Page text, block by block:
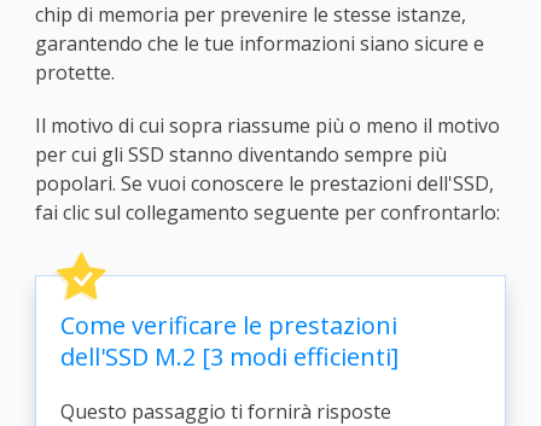
chip di memoria per prevenire le stesse istanze,
garantendo che le tue informazioni siano sicure e
protette.
Il motivo di cui sopra riassume più o meno il motivo
per cui gli SSD stanno diventando sempre più
popolari. Se vuoi conoscere le prestazioni dell'SSD,
fai clic sul collegamento seguente per confrontarlo:
Come verificare le prestazioni
dell'SSD M.2 [3 modi efficienti]
Questo passaggio ti fornirà risposte